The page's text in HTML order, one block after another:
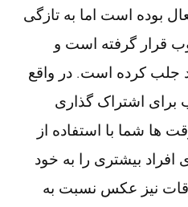
از سال 2008 فعال بوده است اما به تازگی
قرار گرفته است و
جلب کرده است. در واقع
اشتراک گذاری
ها شما با استفاده از
بیشتری را به خود
نیز عکس نسبت به